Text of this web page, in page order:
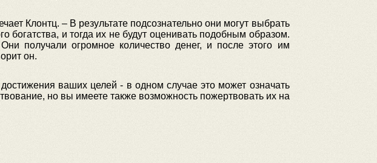
Клонтц. – В результате подсознательно они могут выбрать
богатства, и тогда их не будут оценивать подобным образом.
получали огромное количество денег, и после этого им
он.
ваших целей - в одном случае это может означать
но вы имеете также возможность пожертвовать их на